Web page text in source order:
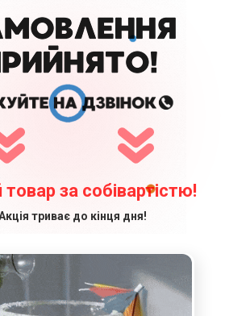
за собівартістю!
триває до кінця дня!